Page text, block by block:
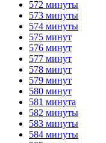
572 минуты
573 минуты
574 минуты
575 минут
576 минут
577 минут
578 минут
579 минут
580 минут
581 минута
582 минуты
583 минуты
584 минуты